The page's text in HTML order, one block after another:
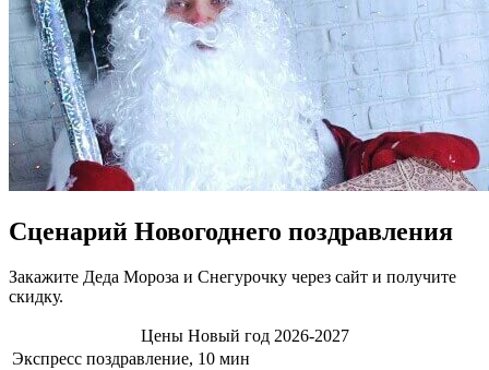
Сценарий Новогоднего поздравления
Закажите Деда Мороза и Снегурочку через сайт и получите
скидку.
Цены Новый год 2026-2027
Экспресс поздравление, 10 мин